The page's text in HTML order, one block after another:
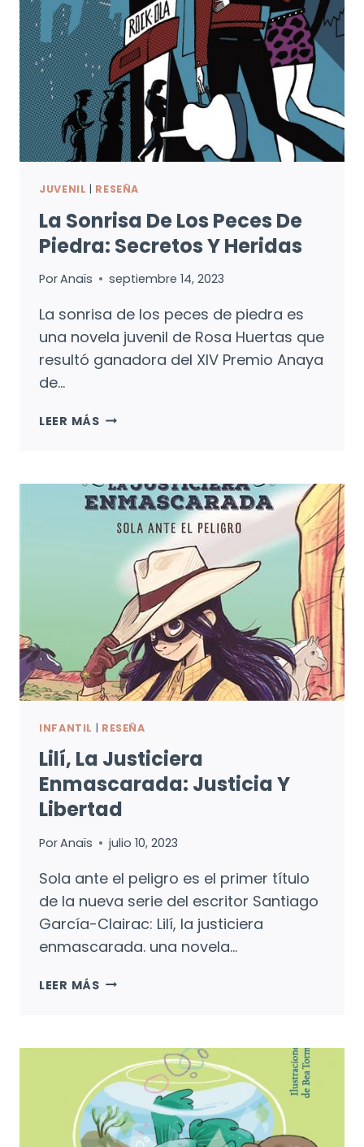
CIRCO
JUVENIL | RESEÑA
La Sonrisa De Los Peces De
Piedra: Secretos Y Heridas
PorAnaïs septiembre 14, 2023
La sonrisa de los peces de piedra es
una novela juvenil de Rosa Huertas que
resultó ganadora del XIV Premio Anaya
de…
LEER MÁSLA
PECES
DE
PIEDRA:
SECRETOS
HERIDAS
INFANTIL | RESEÑA
Lilí, La Justiciera
Enmascarada: Justicia Y
Libertad
PorAnaïs julio 10, 2023
Sola ante el peligro es el primer título
de la nueva serie del escritor Santiago
García-Clairac: Lilí, la justiciera
enmascarada. una novela…
LEER MÁSLILÍ,
Y
LIBERTAD